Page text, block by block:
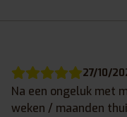
27/10/
Na een ongeluk met
weken / maanden